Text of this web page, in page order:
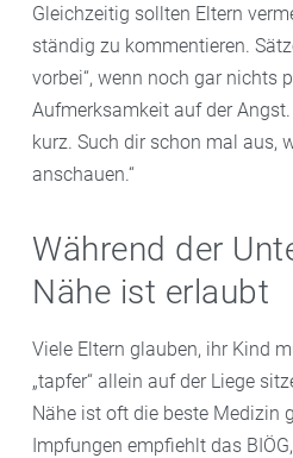
Gleichzeitig sollten Eltern
ständig zu kommentieren.
vorbei“, wenn noch gar nichts
Aufmerksamkeit auf der Angst.
kurz. Such dir schon mal aus,
anschauen.“
Während der
Nähe ist erlaubt
Viele Eltern glauben, ihr Kind
„tapfer“ allein auf der Liege
Nähe ist oft die beste Medizin
Impfungen empfiehlt das